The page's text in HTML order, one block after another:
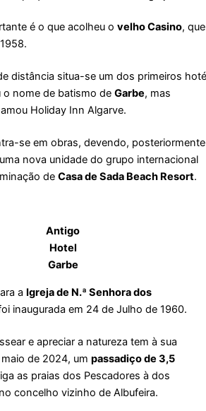
é o que acolheu ovelho Casino, que
distância situa-se um dos primeiros
o nome de batismo deGarbe, mas
Holiday Inn Algarve.
se em obras, devendo,
nova unidade do grupo internacional
deCasa de Sada Beach Resort.
Antigo
Hotel
Garbe
a Igreja de N.ª Senhora dos
inaugurada em 24 de Julho de 1960.
e apreciar a natureza tem à sua
de 2024, umpassadiço de 3,5
as praias dos Pescadores à dos
concelho vizinho de Albufeira.